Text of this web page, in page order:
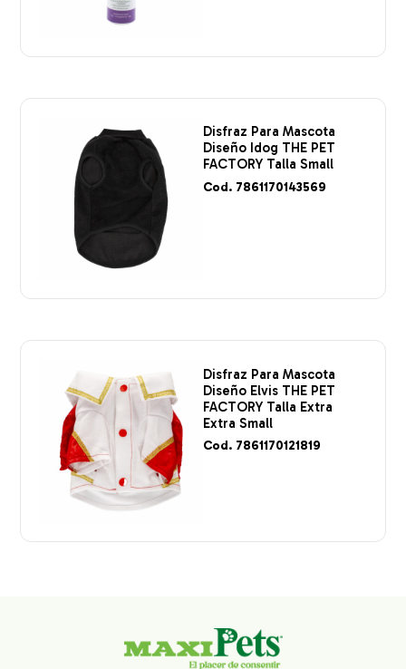
Disfraz Para Mascota
Diseño Idog THE PET
FACTORY Talla Small
Cod. 7861170143569
Disfraz Para Mascota
Diseño Elvis THE PET
FACTORY Talla Extra
Extra Small
Cod. 7861170121819